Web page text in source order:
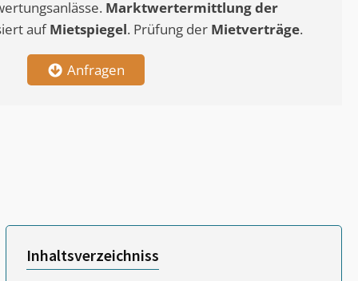
Marktwertermittlungder
aufMietspiegel. Prüfung der Mietverträge.
Anfragen
Inhaltsverzeichniss